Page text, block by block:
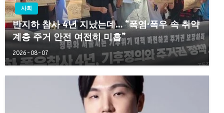
사회
반지하 참사 4년 지났는데… “폭염·폭우 속 취약
계층 주거 안전 여전히 미흡”
2026-08-07